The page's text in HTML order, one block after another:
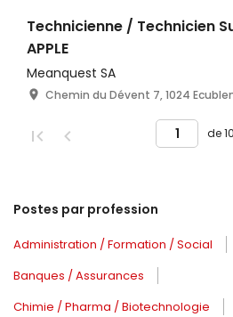
Technicienne / Technicien
APPLE
Meanquest SA
Chemin du Dévent 7, 1024
de
Postes par profession
Administration / Formation / Social
Banques / Assurances
Chimie / Pharma / Biotechnologie